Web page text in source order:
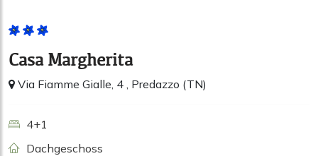
Casa Margherita
Via Fiamme Gialle, 4 , Predazzo (TN)
4+1
Dachgeschoss